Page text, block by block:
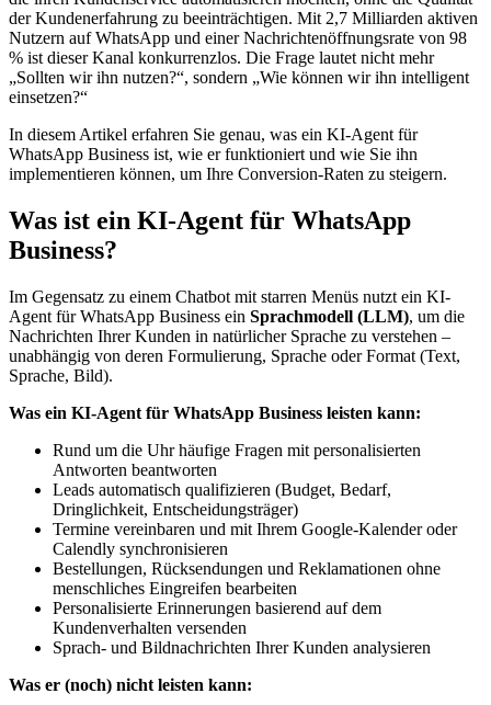
der Kundenerfahrung zu beeinträchtigen. Mit 2,7 Milliarden aktiven
Nutzern auf WhatsApp und einer Nachrichtenöffnungsrate von 98
% ist dieser Kanal konkurrenzlos. Die Frage lautet nicht mehr
„Sollten wir ihn nutzen?“, sondern „Wie können wir ihn intelligent
einsetzen?“
In diesem Artikel erfahren Sie genau, was ein KI-Agent für
WhatsApp Business ist, wie er funktioniert und wie Sie ihn
implementieren können, um Ihre Conversion-Raten zu steigern.
Was ist ein KI-Agent für WhatsApp
Business?
Im Gegensatz zu einem Chatbot mit starren Menüs nutzt ein KI-
Agent für WhatsApp Business ein Sprachmodell (LLM), um die
Nachrichten Ihrer Kunden in natürlicher Sprache zu verstehen –
unabhängig von deren Formulierung, Sprache oder Format (Text,
Sprache, Bild).
Was ein KI-Agent für WhatsApp Business leisten kann:
Rund um die Uhr häufige Fragen mit personalisierten
Antworten beantworten
Leads automatisch qualifizieren (Budget, Bedarf,
Dringlichkeit, Entscheidungsträger)
Termine vereinbaren und mit Ihrem Google-Kalender oder
Calendly synchronisieren
Bestellungen, Rücksendungen und Reklamationen ohne
menschliches Eingreifen bearbeiten
Personalisierte Erinnerungen basierend auf dem
Kundenverhalten versenden
Sprach- und Bildnachrichten Ihrer Kunden analysieren
Was er (noch) nicht leisten kann: